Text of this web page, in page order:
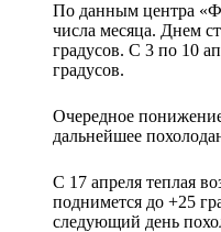
По данным центра
числа месяца. Днем
градусов. С 3 по 10
градусов.
Очередное
дальнейшее
С 17 апреля теплая
поднимется до +25
следующий день